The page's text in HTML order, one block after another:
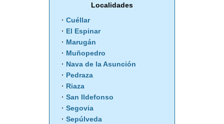
Localidades
Cuéllar
El Espinar
Marugán
Muñopedro
Nava de la Asunción
Pedraza
Riaza
San Ildefonso
Segovia
Sepúlveda